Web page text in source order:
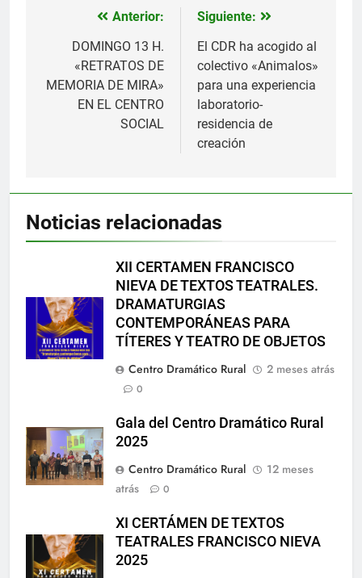
Navegación
entradas
Anterior:
DOMINGO 13 H.
«RETRATOS DE
MEMORIA DE MIRA»
EN EL CENTRO
SOCIAL
Siguiente:
El CDR ha acogido al
colectivo «Animalos»
para una experiencia
laboratorio-
residencia de
creación
Noticias relacionadas
XII CERTAMEN FRANCISCO
NIEVA DE TEXTOS TEATRALES.
DRAMATURGIAS
CONTEMPORÁNEAS PARA
TÍTERES Y TEATRO DE OBJETOS
Centro Dramático Rural
2 meses atrás
0
Gala del Centro Dramático Rural
2025
Centro Dramático Rural
12 meses
atrás
0
XI CERTÁMEN DE TEXTOS
TEATRALES FRANCISCO NIEVA
2025